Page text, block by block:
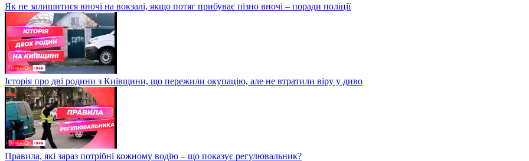
Як не залишитися вночі на вокзалі, якщо потяг прибуває пізно вночі – поради поліції
Історія про дві родини з Київщини, що пережили окупацію, але не втратили віру у диво
Правила, які зараз потрібні кожному водію – що показує регулювальник?